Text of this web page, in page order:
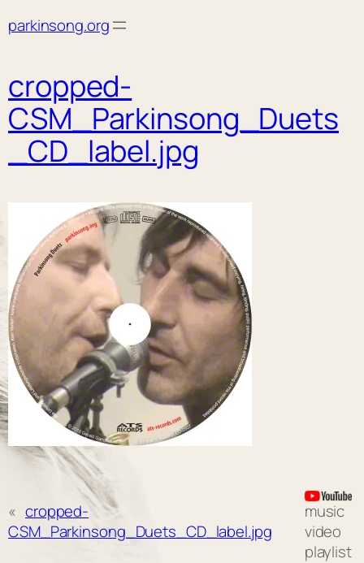
toparkinsong.org
cropped-
CSM_Parkinsong_Duets
_CD_label.jpg
« cropped-
CSM_Parkinsong_Duets_CD_label.jpg
music
video
playlist